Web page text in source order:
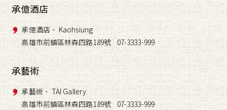
承億酒店
承億酒店． Kaohsiung
高雄市前鎮區林森四路189號 07-3333-999
承藝術
承藝術． TAI Gallery
高雄市前鎮區林森四路189號 07-3333-999